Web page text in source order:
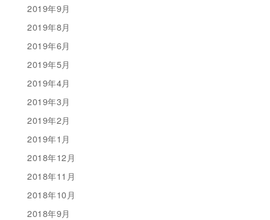
2019年9月
2019年8月
2019年6月
2019年5月
2019年4月
2019年3月
2019年2月
2019年1月
2018年12月
2018年11月
2018年10月
2018年9月